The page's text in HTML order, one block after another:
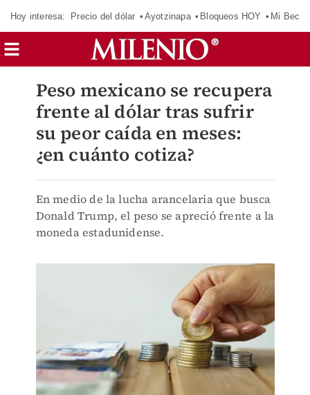
Hoy interesa: Precio del dólar Ayotzinapa Bloqueos HOY Mi Beca
Peso mexicano se recupera
frente al dólar tras sufrir
su peor caída en meses:
¿en cuánto cotiza?
En medio de la lucha arancelaria que busca
Donald Trump, el peso se apreció frente a la
moneda estadunidense.